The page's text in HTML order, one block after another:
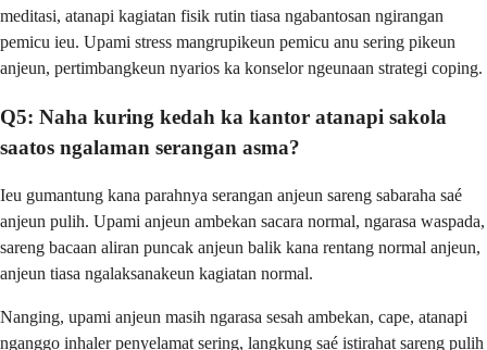
meditasi, atanapi kagiatan fisik rutin tiasa ngabantosan ngirangan
pemicu ieu. Upami stress mangrupikeun pemicu anu sering pikeun
anjeun, pertimbangkeun nyarios ka konselor ngeunaan strategi coping.
Q5: Naha kuring kedah ka kantor atanapi sakola
saatos ngalaman serangan asma?
Ieu gumantung kana parahnya serangan anjeun sareng sabaraha saé
anjeun pulih. Upami anjeun ambekan sacara normal, ngarasa waspada,
sareng bacaan aliran puncak anjeun balik kana rentang normal anjeun,
anjeun tiasa ngalaksanakeun kagiatan normal.
Nanging, upami anjeun masih ngarasa sesah ambekan, cape, atanapi
nganggo inhaler penyelamat sering, langkung saé istirahat sareng pulih